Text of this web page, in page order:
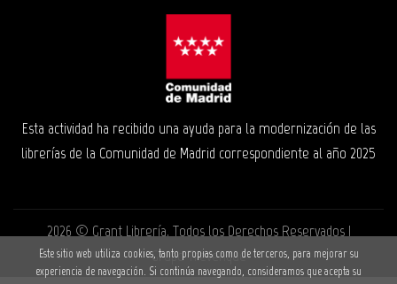
Esta actividad ha recibido una ayuda para la modernización de las
librerías de la Comunidad de Madrid correspondiente al año 2025
2026 ©Grant Librería. Todos los Derechos Reservados |
Grupo Trevenque
Este sitio web utiliza cookies, tanto propias como de terceros, para mejorar su
experiencia de navegación. Si continúa navegando, consideramos que acepta su